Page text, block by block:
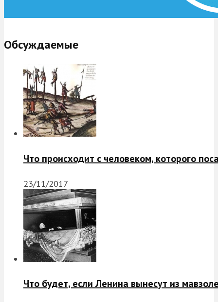
Обсуждаемые
Что происходит с человеком, которого
23/11/2017
Что будет, если Ленина вынесут из